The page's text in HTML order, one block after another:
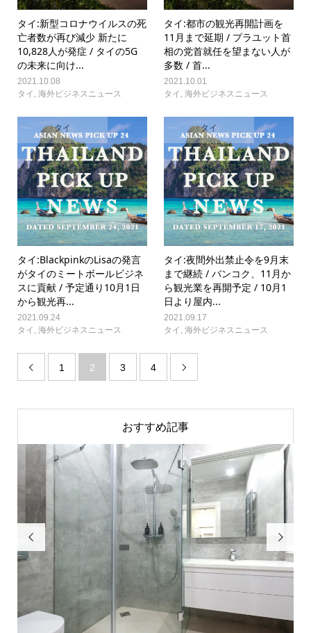
タイ:新型コロナウイルスの死
亡者数が再び減少 新たに
10,828人が発症 / タイの5G
の未来に向け...
2021.10.08
タイ 海外ビジネスニュース
タイ:都市の観光再開計画を
11月まで延期 / プラユット首
相の党首就任を望まない人が
多数 / 首...
2021.10.01
タイ ,海外ビジネスニュース
タイ
タイ:BlackpinkのLisaの発言
がタイのミートボールビジネ
スに貢献 / 予定通り10月1日
から観光再...
2021.09.24
タイ , 海外ビジネスニュース
タイ
タイ:夜間外出禁止令を9月末
まで継続 / バンコク、11月か
ら観光業を再開予定 / 10月1
日より屋内...
2021.09.17
タイ ,海外ビジネスニュース
 1 2 3 4 
おすすめ記事
 